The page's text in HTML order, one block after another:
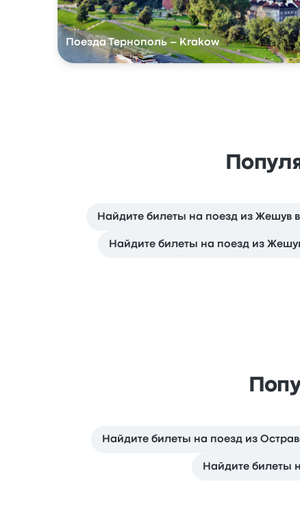
Поезда Тернополь – Krakow
Найдите билеты на поезд из Жешув
Найдите билеты на поезд из
Найдите билеты на поезд из
Найдите билеты